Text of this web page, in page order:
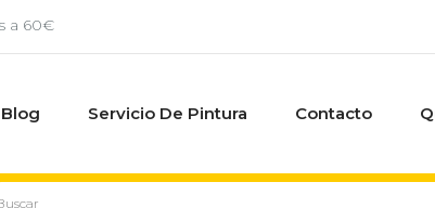
a 60€
Blog Servicio De Pintura Contacto